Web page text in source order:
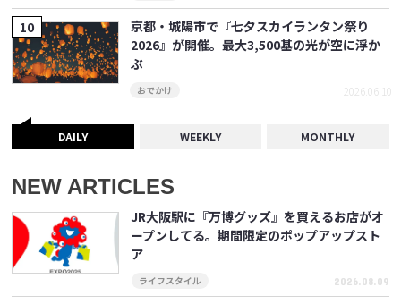
京都・城陽市で『七夕スカイランタン祭り
2026』が開催。最大3,500基の光が空に浮か
ぶ
おでかけ 2026.06.10
DAILY WEEKLY MONTHLY
NEW ARTICLES
JR大阪駅に『万博グッズ』を買えるお店がオ
ープンしてる。期間限定のポップアップスト
ア
ライフスタイル 2026.08.09